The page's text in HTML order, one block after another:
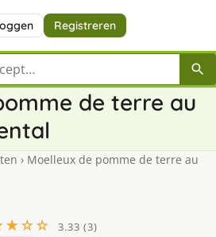
Registreren
de terre au
› Moelleux de pomme de terre au
3.33 (3)